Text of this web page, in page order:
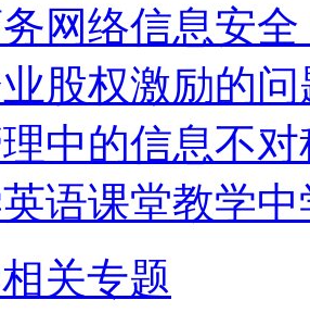
网络信息安
股权激励的
中的信息不
语课堂教学
关专题